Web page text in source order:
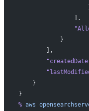
                ],
            }
        ],
    }
}
% aws